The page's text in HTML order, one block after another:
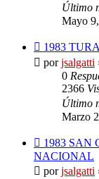
Último
Mayo
1983
porjsalgatti
0
2366
Último
Marzo
1983 SAN
NACIONAL
porjsalgatti